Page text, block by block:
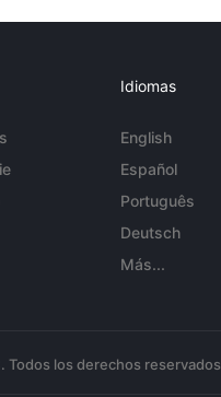
Idiomas
English
Español
Português
Deutsch
Más...
Todos los derechos reservados